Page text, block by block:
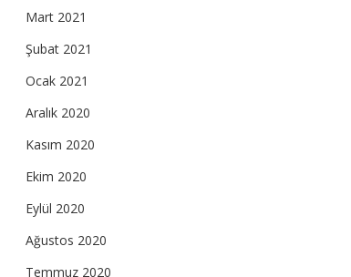
Mart 2021
Şubat 2021
Ocak 2021
Aralık 2020
Kasım 2020
Ekim 2020
Eylül 2020
Ağustos 2020
Temmuz 2020